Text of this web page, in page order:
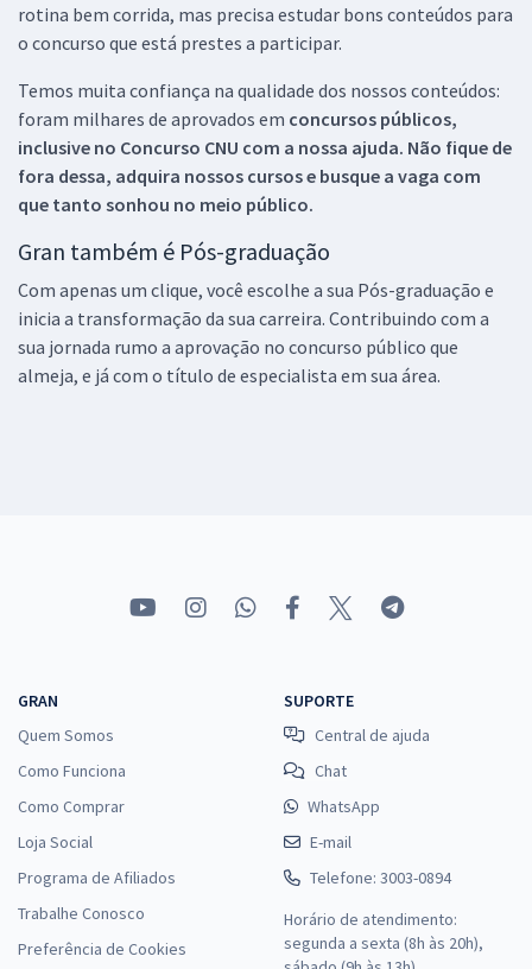
rotina bem corrida, mas precisa estudar bons conteúdos para
o concurso que está prestes a participar.
Temos muita confiança na qualidade dos nossos conteúdos:
foram milhares de aprovados em concursos públicos,
inclusive no Concurso CNU com a nossa ajuda. Não fique de
fora dessa, adquira nossos cursos e busque a vaga com
que tanto sonhou no meio público.
Gran também é Pós-graduação
Com apenas um clique, você escolhe a sua Pós-graduação e
inicia a transformação da sua carreira. Contribuindo com a
sua jornada rumo a aprovação no concurso público que
almeja, e já com o título de especialista em sua área.
GRAN
Quem Somos
Como Funciona
Como Comprar
Loja Social
Programa de Afiliados
Trabalhe Conosco
Preferência de Cookies
SUPORTE
Central de ajuda
Chat
WhatsApp
E-mail
Telefone: 3003-0894
Horário de atendimento:
segunda a sexta (8h às 20h),